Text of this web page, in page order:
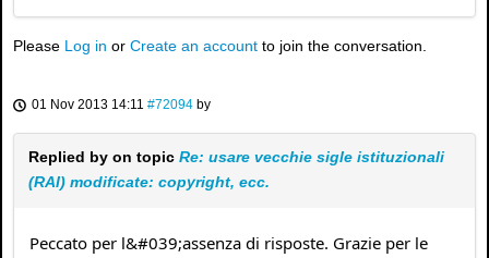
Please Log in or Create an account to join the conversation.
01 Nov 2013 14:11 #72094 by
Replied by on topic Re: usare vecchie sigle istituzionali
(RAI) modificate: copyright, ecc.
Peccato per l&#039;assenza di risposte. Grazie per le